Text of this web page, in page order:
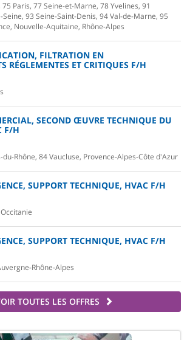
Paris, 77 Seine-et-Marne, 78 Yvelines, 91
93 Seine-Saint-Denis, 94 Val-de-Marne, 95
Nouvelle-Aquitaine, Rhône-Alpes
FILTRATION EN
RÉGLEMENTES ET CRITIQUES F/H
SECOND ŒUVRE TECHNIQUE DU
F/H
du-Rhône, 84 Vaucluse, Provence-Alpes-Côte d'Azur
SUPPORT TECHNIQUE, HVAC F/H
SUPPORT TECHNIQUE, HVAC F/H
Rhône-Alpes
TOUTES LES OFFRES